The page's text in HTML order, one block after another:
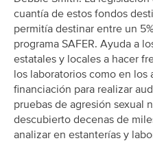
cuantía de estos fondos
permitía destinar entre un
programa SAFER. Ayuda a
estatales y locales a hacer
los laboratorios como en
financiación para realizar
pruebas de agresión sexual
descubierto decenas de
analizar en estanterías y